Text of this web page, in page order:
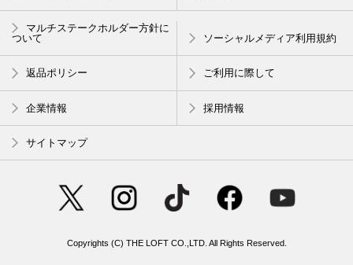
マルチステークホルダー方針に
ついて
ソーシャルメディア利用規約
返品ポリシー ご利用に際して
企業情報 採用情報
サイトマップ
Copyrights (C) THE LOFT CO.,LTD. All Rights Reserved.